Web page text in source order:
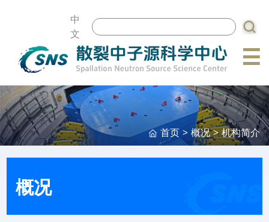
中
文
☰
首页 > 概况 > 机构简介
概况